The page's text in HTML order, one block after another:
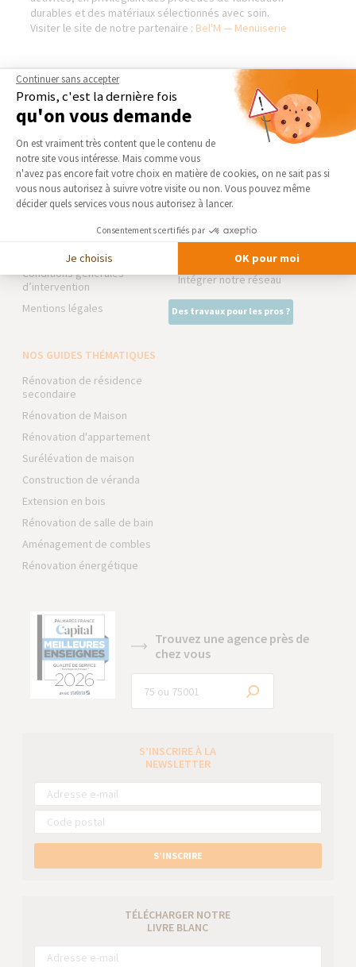
durables et des matériaux sélectionnés avec soin.
Visiter le site de notre partenaire : Bel'M — Menuiserie
AGENCE DE BARENTIN
Qui sommes-nous
Actualités
Notre charte qualité
Partenaires
Trouver une agence
Devenir franchisé
Foire aux Questions
Conditions générales
d’intervention
Mentions légales
NOS DOMAINES
D’INTERVENTION
EXTENSION
RÉNOVATION INTÉRIEURE
TRAVAUX EXTÉRIEURS
NOS PARTENAIRES
La Maison des Architectes
Expert Bricolage
Intégrer notre réseau
Des travaux pour les pros ?
NOS GUIDES THÉMATIQUES
Rénovation de résidence
secondaire
Rénovation de Maison
Rénovation d'appartement
Surélévation de maison
Construction de véranda
Extension en bois
Rénovation de salle de bain
Aménagement de combles
Rénovation énergétique
Trouvez une agence près de
chez vous
S’INSCRIRE À LA
NEWSLETTER
S’INSCRIRE
TÉLÉCHARGER NOTRE
LIVRE BLANC
Continuer sans accepter
Promis, c'est la dernière fois
qu'on vous demande
Plateforme de Gestion du
On est vraiment très content que le contenu de
notre site vous intéresse. Mais comme vous
n'avez pas encore fait votre choix en matière de cookies, on ne sait pas si
vous nous autorisez à suivre votre visite ou non. Vous pouvez même
décider quels services vous nous autorisez à lancer.
Consentements certifiés par
Je choisis OK pour moi
Axeptio consent